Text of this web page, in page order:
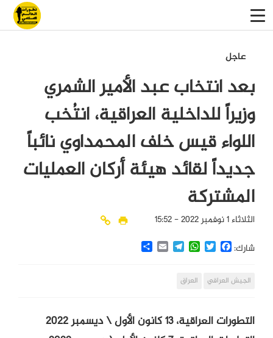
عاجل
بعد انتخاب عبد الأمير الشمري
وزيراً للداخلية العراقية، انتُخب
اللواء قيس خلف المحمداوي نائباً
جديداً لقائد هيئة أركان العمليات
المشتركة
الثلاثاء 1 نوفمبر 2022 - 15:52
شارك:
Facebook
Twitter
WhatsApp
Telegram
Email
Share
الجيش العراقي العراق
التطورات العراقية، 13 كانون الأول \ ديسمبر 2022